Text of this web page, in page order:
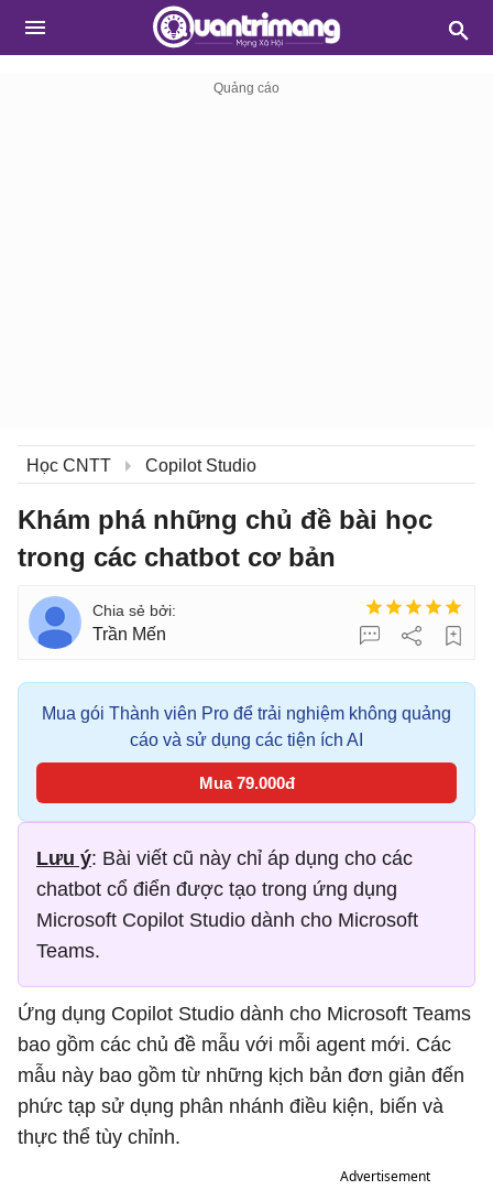
Học CNTT Copilot Studio
Khám phá những chủ đề bài học
trong các chatbot cơ bản
Trần Mến
Mua gói Thành viên Pro để trải nghiệm không quảng
cáo và sử dụng các tiện ích AI
Mua 79.000đ
Lưu ý: Bài viết cũ này chỉ áp dụng cho các
chatbot cổ điển được tạo trong ứng dụng
Microsoft Copilot Studio dành cho Microsoft
Teams.
Ứng dụng Copilot Studio dành cho Microsoft Teams
bao gồm các chủ đề mẫu với mỗi agent mới. Các
mẫu này bao gồm từ những kịch bản đơn giản đến
phức tạp sử dụng phân nhánh điều kiện, biến và
thực thể tùy chỉnh.
Advertisement